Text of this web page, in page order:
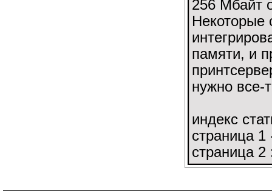
256 Мбайт
памяти, и
нужно все-
индекс
страница
страница